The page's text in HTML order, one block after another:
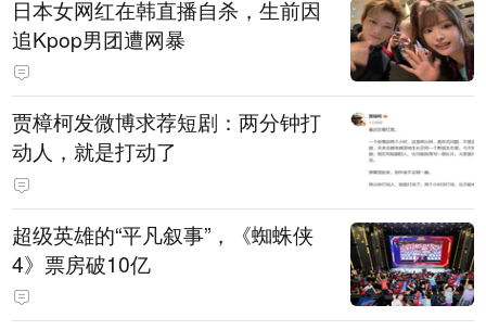
日本女网红在韩直播自杀，生前因
追Kpop男团遭网暴
贾樟柯发微博求荐短剧：两分钟打
动人，就是打动了
超级英雄的“平凡叙事”，《蜘蛛侠
4》票房破10亿